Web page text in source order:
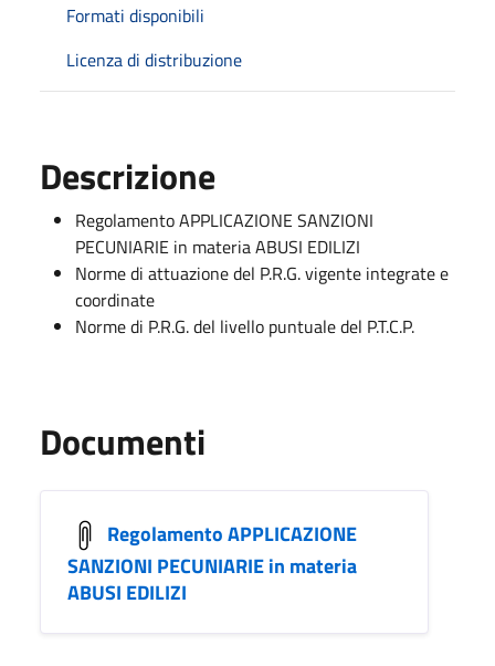
Formati disponibili
Licenza di distribuzione
Descrizione
Regolamento APPLICAZIONE SANZIONI
PECUNIARIE in materia ABUSI EDILIZI
Norme di attuazione del P.R.G. vigente integrate e
coordinate
Norme di P.R.G. del livello puntuale del P.T.C.P.
Documenti
Regolamento APPLICAZIONE
SANZIONI PECUNIARIE in materia
ABUSI EDILIZI